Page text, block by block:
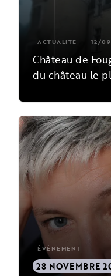
ACTUALITÉ 12/
Château de
du château le
ÉVÈNEMENT
28 NOVEMBRE